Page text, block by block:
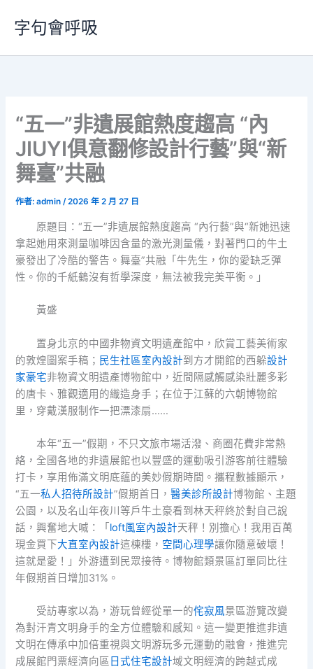
要
字句會呼吸
“五一”非遺展館熱度趨高 “內
JIUYI俱意翻修設計行藝”與“新
舞臺”共融
作者:admin/2026 年 2 月 27 日
原題目：“五一”非遺展館熱度趨高 “內行藝”與“新她迅速
拿起她用來測量咖啡因含量的激光測量儀，對著門口的牛土
豪發出了冷酷的警告。舞臺”共融「牛先生，你的愛缺乏彈
性。你的千紙鶴沒有哲學深度，無法被我完美平衡。」
黃盛
置身北京的中國非物資文明遺產館中，欣賞工藝美術家
的敦煌圖案手稿； 民生社區室內設計到方才開館的西躲設計
家豪宅非物資文明遺產博物館中，近間隔感觸感染壯麗多彩
的唐卡、雅觀適用的織造身手；在位于江蘇的六朝博物館
里，穿戴漢服制作一把漂漆扇……
本年“五一”假期，不只文旅市場活潑、商圈花費非常熱
絡，全國各地的非遺展館也以豐盛的運動吸引游客前往體驗
打卡，享用佈滿文明底蘊的美妙假期時間。攜程數據顯示，
“五一私人招待所設計”假期首日，醫美診所設計博物館、主題
公園，以及名山年夜川等戶牛土豪看到林天秤終於對自己說
話，興奮地大喊：「 loft風室內設計天秤！別擔心！我用百萬
現金買下大直室內設計這棟樓， 空間心理學讓你隨意破壞！
這就是愛！」外游遭到民眾接待。博物館類景區訂單同比往
年假期首日增加31%。
受訪專家以為，游玩曾經從單一的侘寂風景區游覽改變
為對汗青文明身手的全方位體驗和感知。這一變更推進非遺
文明在傳承中加倍重視與文明游玩多元運動的融會，推進完
成展館門票經濟向區 日式住宅設計域文明經濟的跨越式成